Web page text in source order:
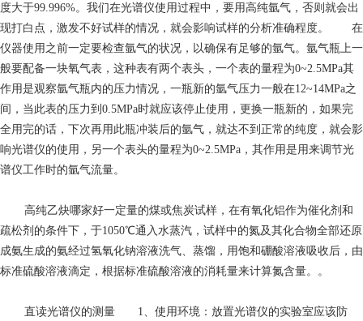
度大于99.996%。我们在光谱仪使用过程中，要用高纯氩气，否则就会出
现打白点，激发不好试样的情况，就会影响试样的分析准确程度。 在
仪器使用之前一定要检查氩气的状况，以确保有足够的氩气。氩气瓶上一
般要配备一块氧气表，这种表有两个表头，一个表的量程为0~2.5MPa其
作用是观察氩气瓶内的压力情况，一瓶新的氩气压力一般在12~14MPa之
间，当此表的压力到0.5MPa时就应该停止使用，更换一瓶新的，如果完
全用完的话，下次再用此瓶冲装后的氩气，就达不到正常的纯度，就会影
响光谱仪的使用，另一个表头的量程为0~2.5MPa，其作用是用来调节光
谱仪工作时的氩气流量。
高纯乙炔哪家好一定量的煤或焦炭试样，在有氧化铝作为催化剂和
疏松剂的条件下，于1050℃通入水蒸汽，试样中的氮及其化合物全部还原
成氨生成的氨经过氢氧化钠溶液洗气、蒸馏，用饱和硼酸溶液吸收后，由
标准硫酸溶液滴定，根据标准硫酸溶液的消耗量来计算氮含量。。
直读光谱仪的测量 1、使用环境：放置光谱仪的实验室应该防